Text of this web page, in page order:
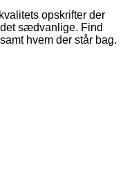
opskrifter der
sædvanlige. Find
hvem der står bag.